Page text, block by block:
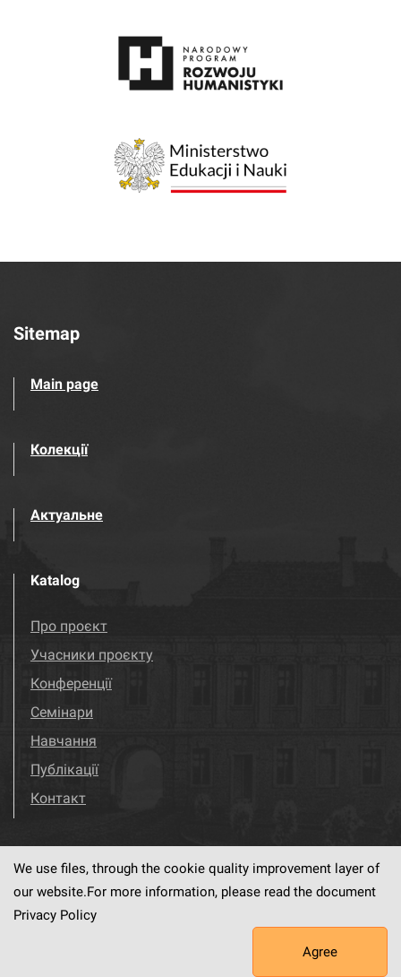
Sitemap
Main page
Колекції
Актуальне
Katalog
Про проєкт
Учасники проєкту
Конференції
Семінари
Навчання
Публікації
Контакт
Visit us! Facebook
software created by
We use files, through the cookie quality improvement layer of
our website.For more information, please read the document
Privacy Policy
Agree